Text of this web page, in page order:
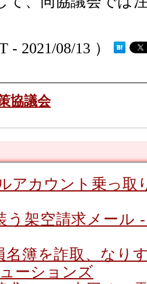
- 2021/08/13 ）
協議会
アカウント乗っ取
う架空請求メール -
名簿を詐取、なり
ーションズ